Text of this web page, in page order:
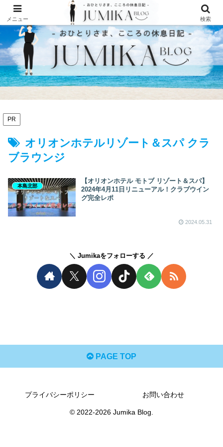
PR
オリオンホテルリゾート＆スパ クラ
ブラウンジ
本島北部
【オリオンホテル モトブ リゾート＆スパ】
2024年4月11日リニューアル！クラブウイン
グ完全レポ
2024.05.31
Jumikaをフォローする
PAGE TOP
プライバシーポリシー お問い合わせ
© 2022-2026 Jumika Blog.
メニュー 検索